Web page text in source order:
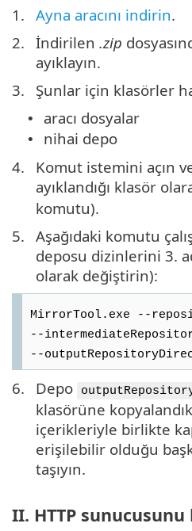
1. Ayna aracını indirin.
2. İndirilen .zip
ayıklayın.
3.
Şunlar için klasörler
• aracı dosyalar
•
nihai depo
4.
Komut istemini açın
ayıklandığı klasör
komutu).
5. Aşağıdaki komutu
deposu dizinlerini 3.
olarak değiştirin):
MirrorTool.exe --
--
--
6. Depo
klasörüne
içerikleriyle birlikte
erişilebilir olduğu
taşıyın.
II. HTTP